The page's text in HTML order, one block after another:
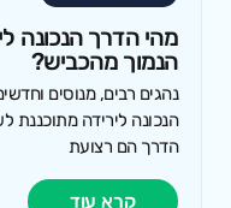
מהי הדרך הנכונה
הנמוך מהכביש?
נהגים רבים, מנוסים
הנכונה לירידה מתוכננת
הדרך הם רצועת
קרא עוד